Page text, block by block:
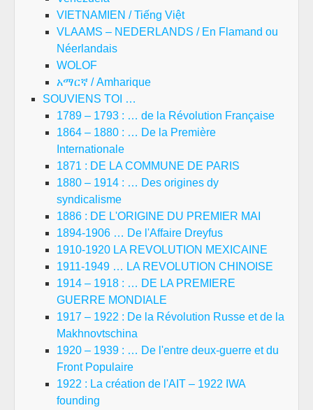
VIETNAMIEN / Tiếng Việt
VLAAMS – NEDERLANDS / En Flamand ou
Néerlandais
WOLOF
አማርኛ / Amharique
SOUVIENS TOI …
1789 – 1793 : … de la Révolution Française
1864 – 1880 : … De la Première
Internationale
1871 : DE LA COMMUNE DE PARIS
1880 – 1914 : … Des origines dy
syndicalisme
1886 : DE L'ORIGINE DU PREMIER MAI
1894-1906 … De l'Affaire Dreyfus
1910-1920 LA REVOLUTION MEXICAINE
1911-1949 … LA REVOLUTION CHINOISE
1914 – 1918 : … DE LA PREMIERE
GUERRE MONDIALE
1917 – 1922 : De la Révolution Russe et de la
Makhnovtschina
1920 – 1939 : … De l'entre deux-guerre et du
Front Populaire
1922 : La création de l'AIT – 1922 IWA
founding